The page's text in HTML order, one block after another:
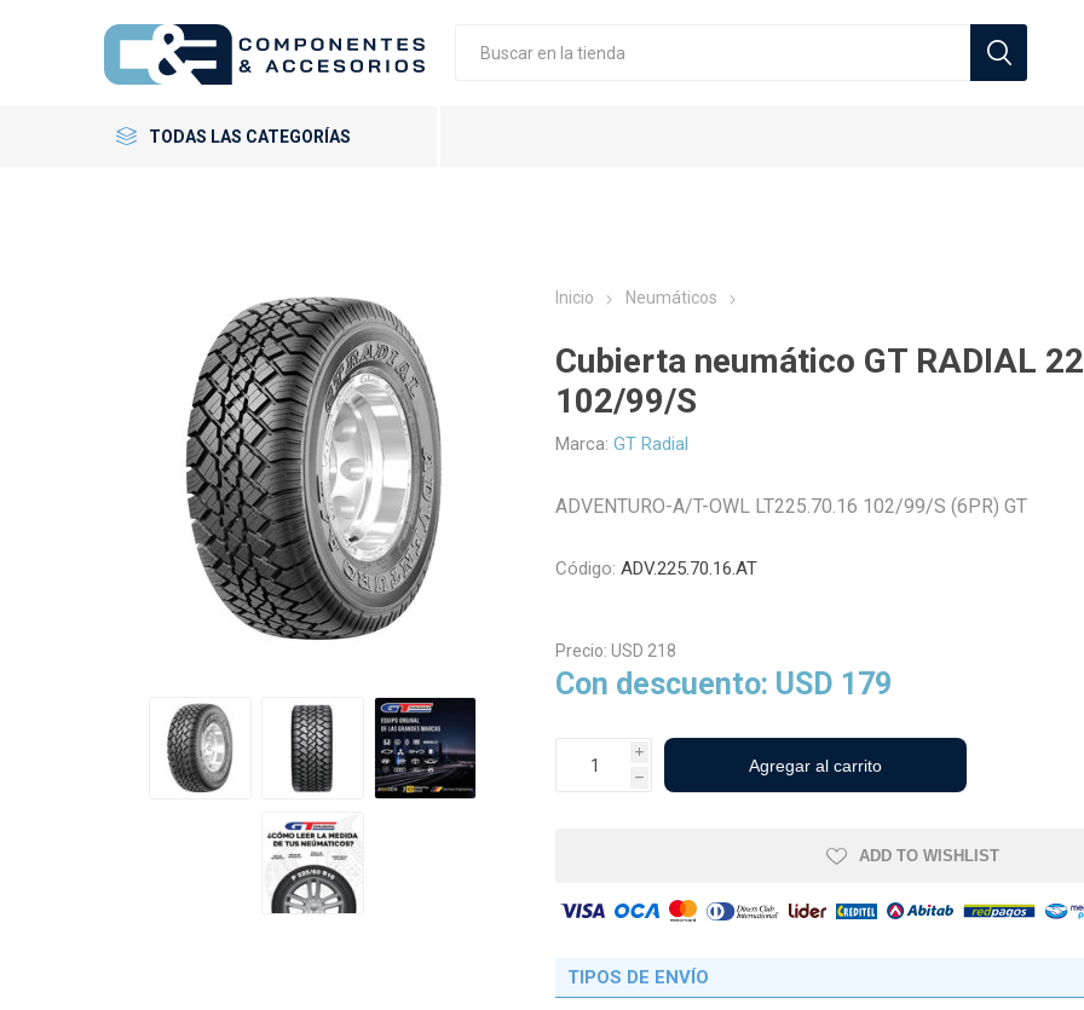
TODAS LAS CATEGORÍAS
Neumáticos Automoviles
Neumáticos Agrícolas
Viales
Llantas Originales
GT Radial Zeneos
Petlas
Inicio Neumáticos
Cubierta neumático GT RADIAL
102/99/S
Marca: GT Radial
ADVENTURO-A/T-OWL LT225.70.16 102/99/S (6PR) GT
Código: ADV.225.70.16.AT
Precio: USD 218
Con descuento: USD 179
i
h
ADD TO WISHLIST
TIPOS DE ENVÍO